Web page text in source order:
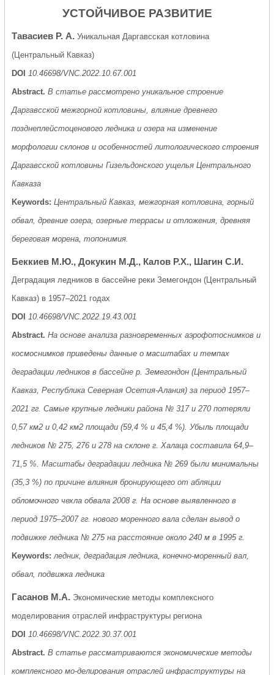
УСТОЙЧИВОЕ РАЗВИТИЕ
Тавасиев Р. А. Уникальная Даргавсская котловина
(Центральный Кавказ)
DOI
10.46698/VNC.2022.10.67.001
Abstract. В статье рассмотрено уникальное строение
Даргавсской межгорной котловины, влияние древнего
позднеплейстоценового ледника и озера на изменение
морфологии склонов и особенностей литологического строения
Даргавсской котловины Гизельдонского ущелья Центрального
Кавказа
Keywords: Центральный Кавказ, межгорная котловина, горный
обвал, древние озера, озерные террасы и отложения, древняя
береговая морена, топонимия.
Беккиев М.Ю., Докукин М.Д., Калов Р.Х., Шагин С.И.
Деградация ледников в бассейне реки Земегондон (Центральный
Кавказ) в 1957–2021 годах
DOI
10.46698/VNC.2022.19.43.001
Abstract. На основе анализа разновременных аэрофотоснимков и
космоснимков приведены данные о масштабах и темпах
деградации ледников в бассейне р. Земегондон (Центральный
Кавказ, Республика Северная Осетия-Алания) за период 1957–
2021 гг. Самые крупные ледники района № 317 и 270 потеряли
0,57 км2 и 0,42 км2 площади (59,4 % и 45,4 %). Убыль площади
ледников № 275, 276 и 278 на склоне г. Халаца составила 64,9–
71,5 %. Масштабы деградации ледника № 269 были минимальны
(35,3 %) по причине влияния бронирующего от абляции
обломочного чехла обвала 2008 г. На основе выявленного в
период 1975–2007 гг. нового моренного вала сделан вывод о
подвижке ледника № 275 на расстояние около 240 м в 1995 г.
Keywords: ледник, деградация ледника, конечно-моренный вал,
обвал, подвижка ледника
Гасанов М.А. Экономические методы комплексного
моделирования отраслей инфраструктуры региона
DOI
10.46698/VNC.2022.30.37.001
Abstract. В статье рассматриваются экономические методы
комплексного мо-делирования отраслей инфраструктуры на